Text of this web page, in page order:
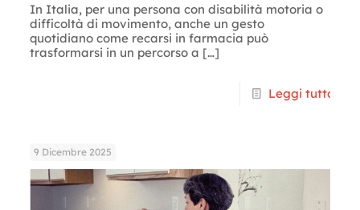
In Italia, per una persona con disabilità motoria o
difficoltà di movimento, anche un gesto
quotidiano come recarsi in farmacia può
trasformarsi in un percorso a […]
Leggi tutto
9 Dicembre 2025